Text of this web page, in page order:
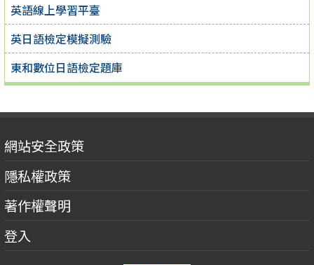
英語線上學習平臺
英日語檢定模擬測驗
東和數位日語檢定題庫
網站安全政策
隱私權政策
著作權聲明
登入